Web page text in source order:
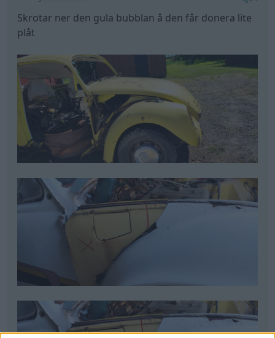
Skrotar ner den gula bubblan å den får donera lite
plåt